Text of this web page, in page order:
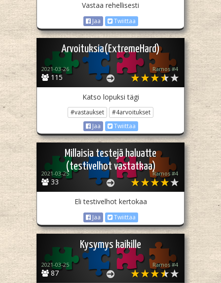
Vastaa rehellisesti
Jaa Twiittaa
Arvoituksia(ExtremeHard)
115
2021-03-26 Ramos #4
Katso lopuksi tägi
#vastaukset
#4arvoitukset
Jaa
Twiittaa
Millaisia testejä haluatte
(testivelhot vastatkaa)
33
2021-03-25 Ramos #4
Eli testivelhot kertokaa
Jaa Twiittaa
Kysymys kaikille
87
2021-03-25 Ramos #4